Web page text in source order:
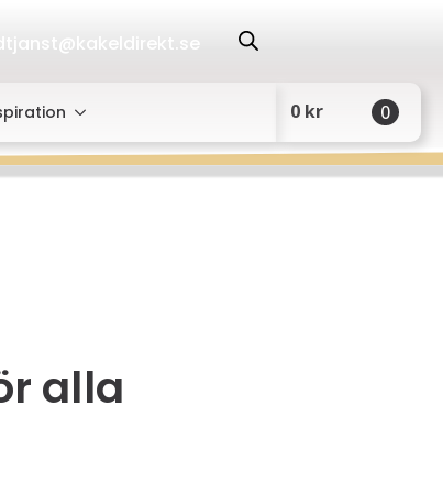
0 kr 0
alla